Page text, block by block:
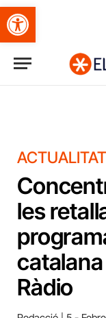
Obre la barra d'eines
ACTUALITAT
les
Ràdio